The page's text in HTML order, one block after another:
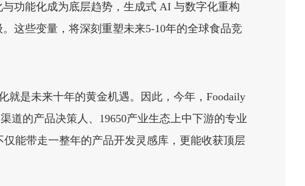
功能化成为底层趋势，生成式 AI 与数字化重构
这些变量，将深刻重塑未来5-10年的全球食品竞
就是未来十年的黄金机遇。因此，今年，Foodaily
道的产品决策人、19650产业生态上中下游的专业
能带走一整年的产品开发灵感库，更能收获顶层